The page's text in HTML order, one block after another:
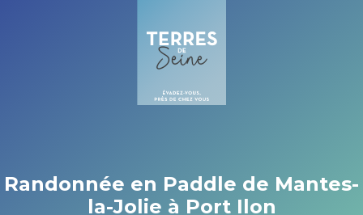
Randonnée en Paddle de Mantes-
la-Jolie à Port Ilon